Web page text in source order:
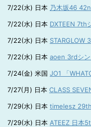
7/22(水) 日本 乃木坂46
7/22(水) 日本 DXTEEN 7th
7/22(水) 日本 STARGLOW
7/22(水) 日本 aoen 3rdシン
7/24(金) 米国 JO1 「
7/27(月) 日本 CLASS
7/29(水) 日本 timelesz 29th
7/29(水) 日本 ATEEZ 日本